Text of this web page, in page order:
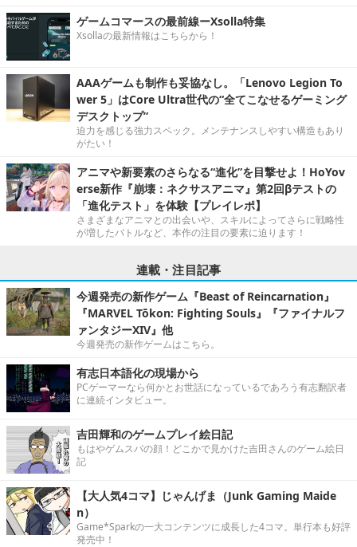
ゲームコマースの最前線ーXsolla特集
Xsollaの最新情報はこちらから！
AAAゲームも制作も妥協なし。「Lenovo Legion To
wer 5」はCore Ultra世代の“全てこなせるゲーミング
デスクトップ”
迫力を感じる強力スペック。メンテナンスしやすい構造もあり
がたい！
アニマや新要素のさらなる“進化”を目撃せよ！HoYov
erse新作『崩壊：ネクサスアニマ』第2回βテストの
「進化テスト」を体験【プレイレポ】
さまざまなアニマとの出会いや、スキルによってさらに戦略性
が増したバトルなど、本作の注目の要素に迫ります！
連載・注目記事
今週発売の新作ゲーム『Beast of Reincarnation』
『MARVEL Tōkon: Fighting Souls』『ファイナルフ
ァンタジーXIV』他
今週発売の新作ゲームはこちら。
有志日本語化の現場から
PCゲーマーなら何かとお世話になっているであろう有志翻訳者
に連続インタビュー。
吉田輝和のゲームプレイ絵日記
もはやゲムスパの顔！どこかで見かけた吉田さんのゲーム絵日
記
【大人気4コマ】じゃんげま（Junk Gaming Maide
n）
Game*Sparkの一大コンテンツに成長した4コマ。単行本も好評
発売中！